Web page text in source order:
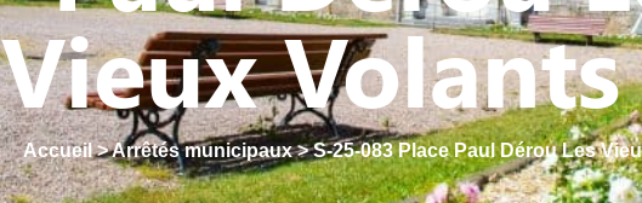
Vieux
Accueil>Arrêtés municipaux>S-25-083 Place Paul Dérou Les